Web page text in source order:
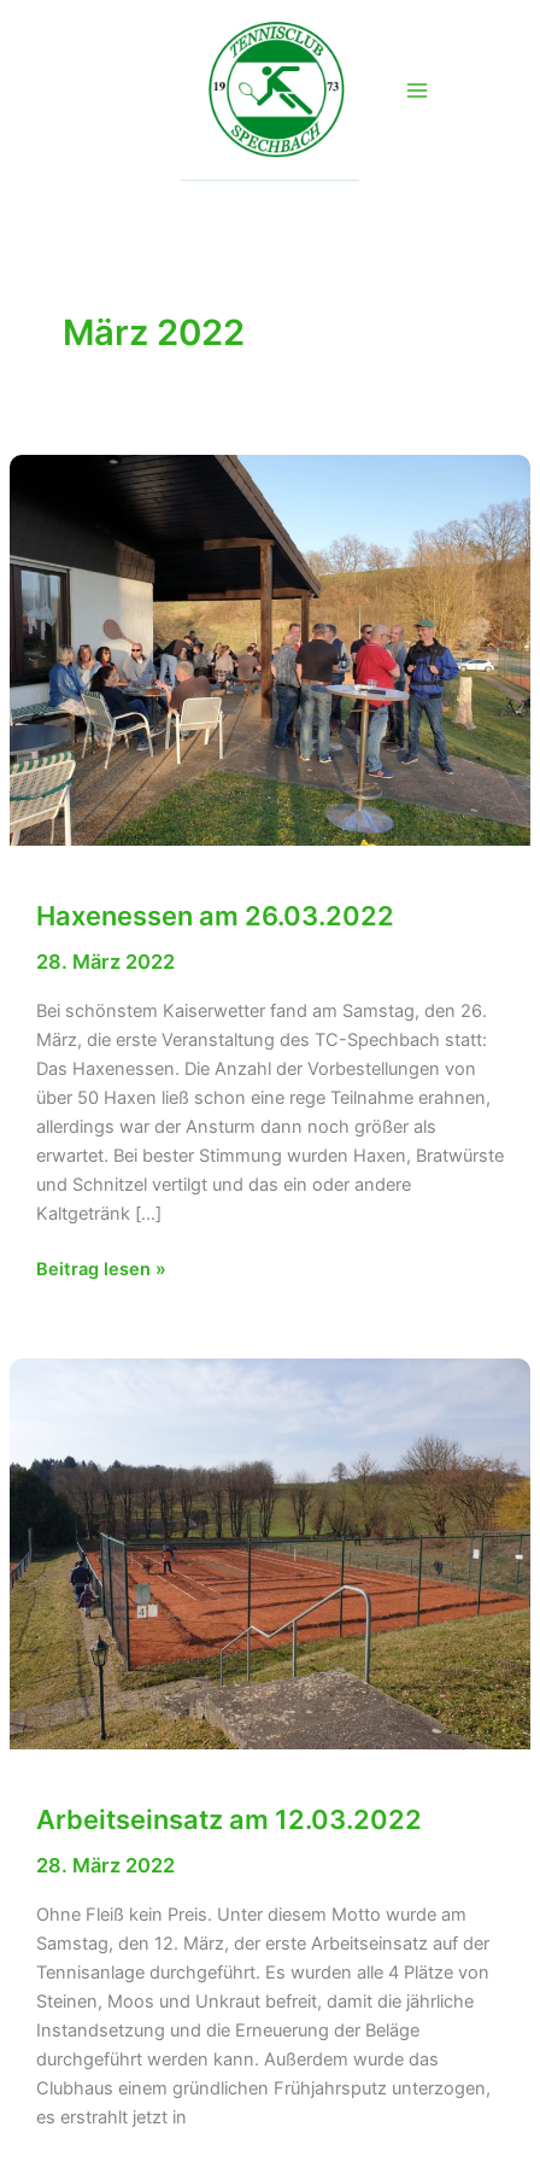
März 2022
Haxenessen am 26.03.2022
28. März 2022
Bei schönstem Kaiserwetter fand am Samstag, den 26.
März, die erste Veranstaltung des TC-Spechbach statt:
Das Haxenessen. Die Anzahl der Vorbestellungen von
über 50 Haxen ließ schon eine rege Teilnahme erahnen,
allerdings war der Ansturm dann noch größer als
erwartet. Bei bester Stimmung wurden Haxen, Bratwürste
und Schnitzel vertilgt und das ein oder andere
Kaltgetränk […]
Haxenessen
Beitrag lesen »
Arbeitseinsatz am 12.03.2022
28. März 2022
Ohne Fleiß kein Preis. Unter diesem Motto wurde am
Samstag, den 12. März, der erste Arbeitseinsatz auf der
Tennisanlage durchgeführt. Es wurden alle 4 Plätze von
Steinen, Moos und Unkraut befreit, damit die jährliche
Instandsetzung und die Erneuerung der Beläge
durchgeführt werden kann. Außerdem wurde das
Clubhaus einem gründlichen Frühjahrsputz unterzogen,
es erstrahlt jetzt in